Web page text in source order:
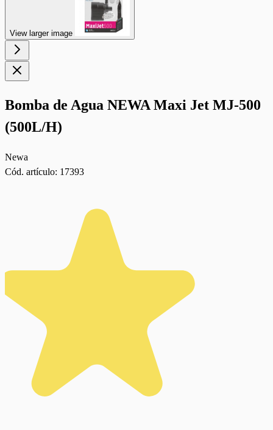
View larger image
Bomba de Agua NEWA Maxi Jet MJ-500
(500L/H)
Newa
Cód. artículo: 17393